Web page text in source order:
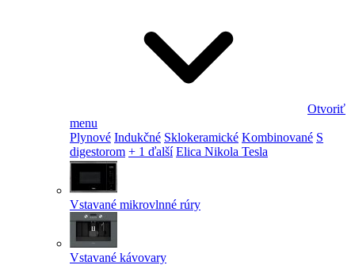
Otvoriť
menu
Plynové Indukčné Sklokeramické Kombinované S
digestorom + 1 ďalší Elica Nikola Tesla
Vstavané mikrovlnné rúry
Vstavané kávovary